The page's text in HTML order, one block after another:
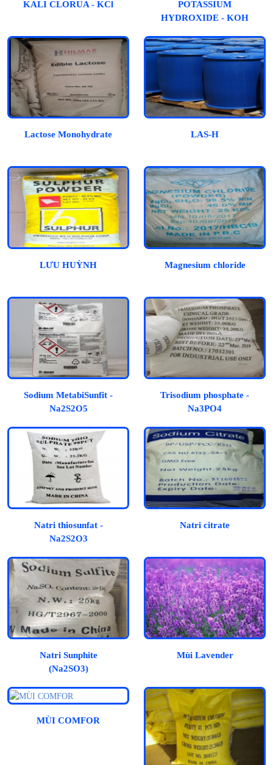
KALI CLORUA - KCl
POTASSIUM
HYDROXIDE - KOH
Lactose Monohydrate LAS-H
LƯU HUỲNH Magnesium chloride
Sodium MetabiSunfit -
Na2S2O5
Trisodium phosphate -
Na3PO4
Natri thiosunfat -
Na2S2O3
Natri citrate
Natri Sunphite
(Na2SO3)
Mùi Lavender
MÙI COMFOR